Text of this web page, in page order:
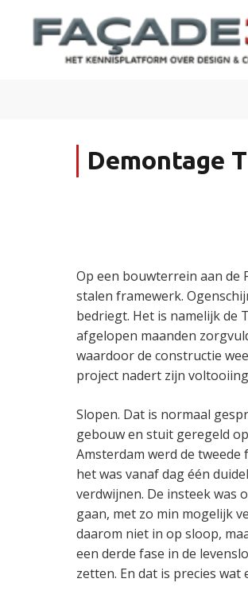
Demontage
Op een bouwterrein aan de
stalen framewerk.
bedriegt. Het is namelijk de
afgelopen maanden
waardoor de constructie
project nadert zijn
Slopen. Dat is normaal
gebouw en stuit geregeld
Amsterdam werd de
het was vanaf dag één
verdwijnen. De insteek was
gaan, met zo min mogelijk
daarom niet in op sloop,
een derde fase in de
zetten. En dat is precies